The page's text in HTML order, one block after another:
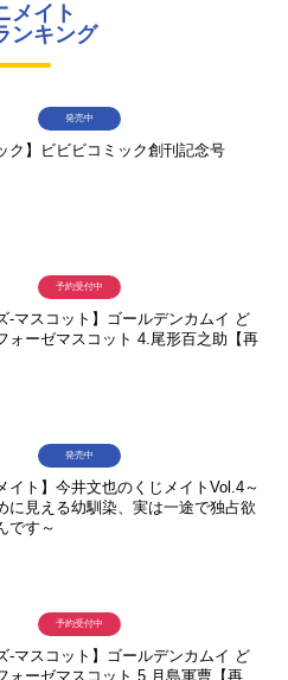
メイト
ンキング
ク】ビビビコミック創刊記念号
発売中
-マスコット】ゴールデンカムイ ど
ォーゼマスコット 4.尾形百之助【再
予約受付中
イト】今井文也のくじメイトVol.4～
に見える幼馴染、実は一途で独占欲
です～
発売中
-マスコット】ゴールデンカムイ ど
ォーゼマスコット 5.月島軍曹【再
予約受付中